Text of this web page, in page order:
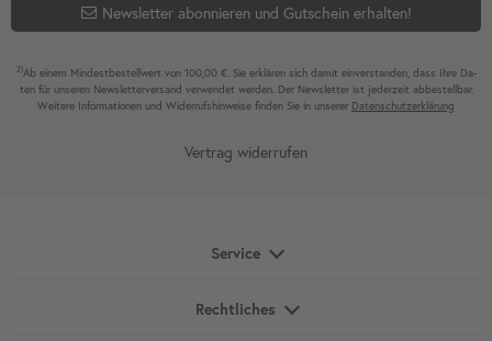
Newsletter abonnieren und Gutschein erhalten!
2)Ab einem Mindest­bestell­wert von 100,00 €. Sie erklären sich damit ein­ver­standen, dass Ihre Da­
ten für unseren News­letter­versand ver­wen­det werden. Der News­letter ist jeder­zeit ab­bestel­lbar.
Weitere Infor­mationen und Wider­rufshin­weise finden Sie in unserer Daten­schutz­erklärung
Vertrag widerrufen
Service
Rechtliches